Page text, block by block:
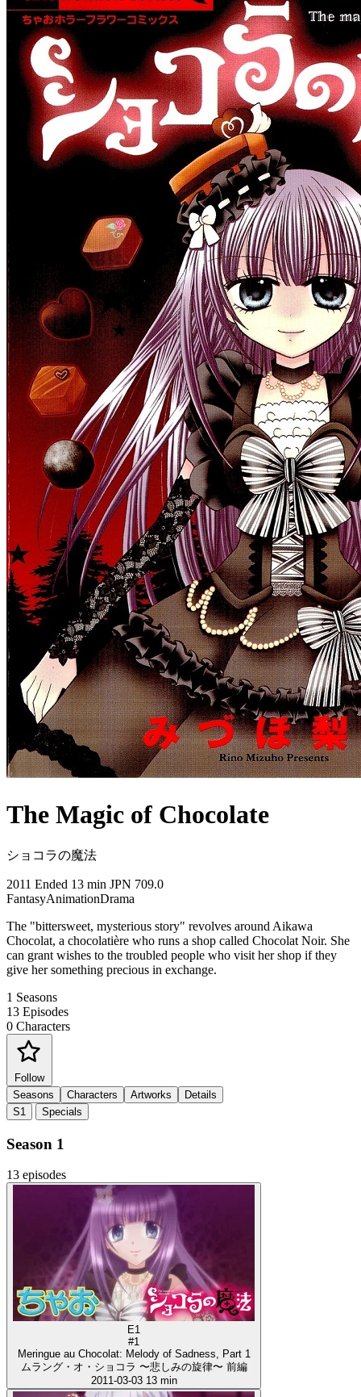
The Magic of Chocolate
ショコラの魔法
2011 Ended 13 min JPN 709.0
FantasyAnimationDrama
The "bittersweet, mysterious story" revolves around Aikawa
Chocolat, a chocolatière who runs a shop called Chocolat Noir. She
can grant wishes to the troubled people who visit her shop if they
give her something precious in exchange.
1 Seasons
13 Episodes
0 Characters
Follow
Seasons
Characters Artworks
Details
S1
Specials
Season 1
13 episodes
E1
#1
Meringue au Chocolat: Melody of Sadness, Part 1
ムラング・オ・ショコラ 〜悲しみの旋律〜 前編
2011-03-03 13 min